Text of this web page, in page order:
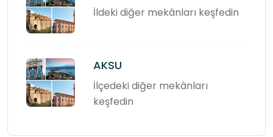
İldeki diğer mekânları keşfedin
AKSU
İlçedeki diğer mekânları
keşfedin